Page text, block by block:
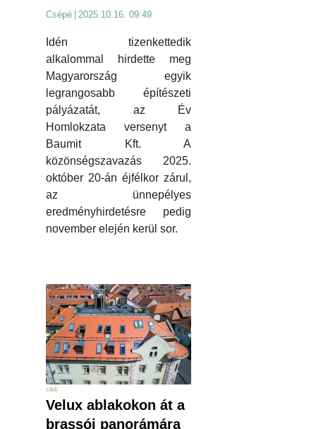
Csépé | 2025.10.16. 09:49
Idén tizenkettedik
alkalommal hirdette meg
Magyarország egyik
legrangosabb építészeti
pályázatát, az Év
Homlokzata versenyt a
Baumit Kft. A
közönségszavazás 2025.
október 20-án éjfélkor zárul,
az ünnepélyes
eredményhirdetésre pedig
november elején kerül sor.
cikk
Velux ablakokon át a
brassói panorámára